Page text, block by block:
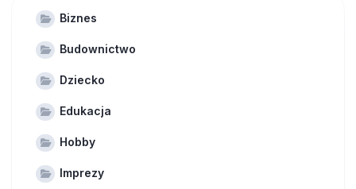
Biznes
Budownictwo
Dziecko
Edukacja
Hobby
Imprezy